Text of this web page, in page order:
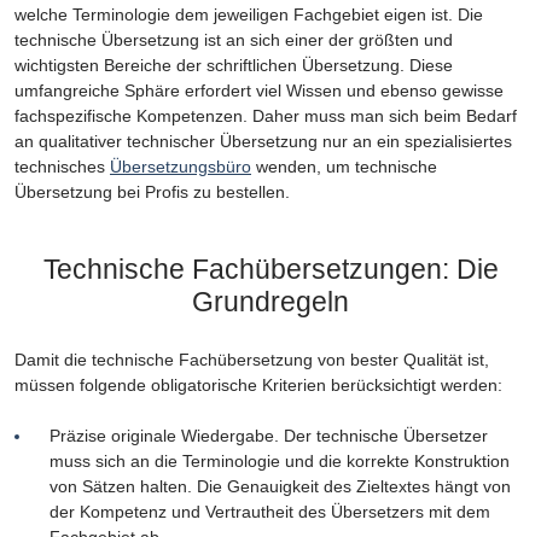
welche Terminologie dem jeweiligen Fachgebiet eigen ist. Die
technische Übersetzung ist an sich einer der größten und
wichtigsten Bereiche der schriftlichen Übersetzung. Diese
umfangreiche Sphäre erfordert viel Wissen und ebenso gewisse
fachspezifische Kompetenzen. Daher muss man sich beim Bedarf
an qualitativer technischer Übersetzung nur an ein spezialisiertes
technisches Übersetzungsbüro wenden, um technische
Übersetzung bei Profis zu bestellen.
Technische Fachübersetzungen: Die
Grundregeln
Damit die technische Fachübersetzung von bester Qualität ist,
müssen folgende obligatorische Kriterien berücksichtigt werden:
Präzise originale Wiedergabe. Der technische Übersetzer
muss sich an die Terminologie und die korrekte Konstruktion
von Sätzen halten. Die Genauigkeit des Zieltextes hängt von
der Kompetenz und Vertrautheit des Übersetzers mit dem